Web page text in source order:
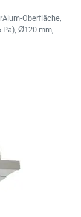
Oberfläche,
Pa), Ø120 mm,